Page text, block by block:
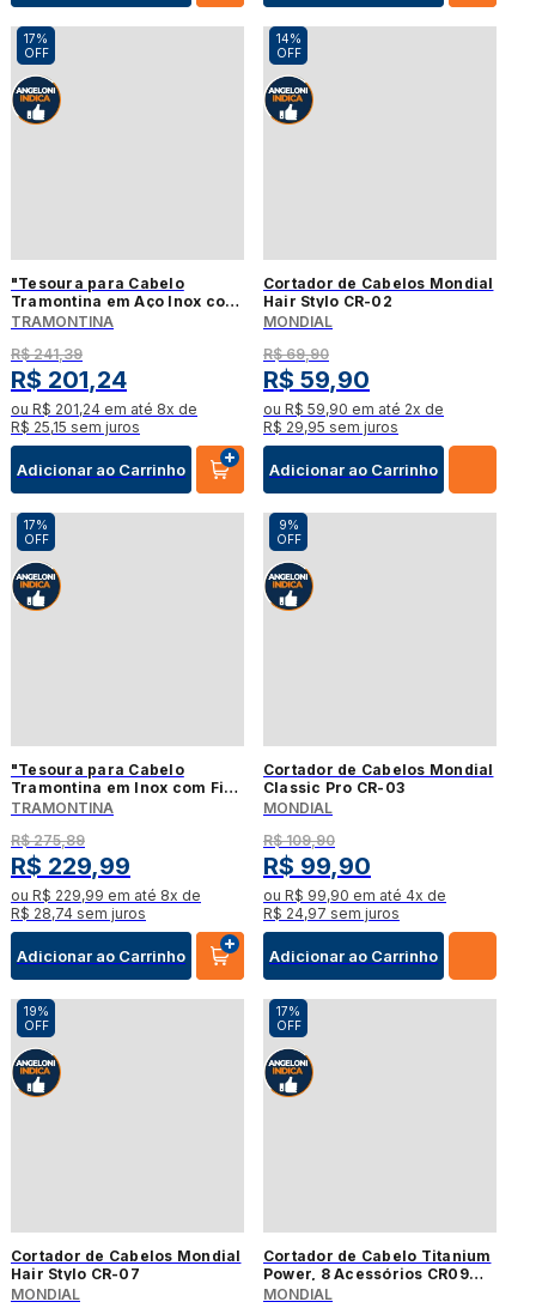
17%
OFF
"Tesoura para Cabelo
Tramontina em Aço Inox com
Fio Laser 6"""
TRAMONTINA
R$ 241,39
R$ 201,24
ou R$ 201,24 em até 8x de
R$ 25,15 sem juros
Adicionar ao Carrinho
14%
OFF
Cortador de Cabelos Mondial
Hair Stylo CR-02
MONDIAL
R$ 69,90
R$ 59,90
ou R$ 59,90 em até 2x de
R$ 29,95 sem juros
Adicionar ao Carrinho
17%
OFF
"Tesoura para Cabelo
Tramontina em Inox com Fio
Laser e Apoio Fixo para Dedo
TRAMONTINA
R$ 275,89
R$ 229,99
ou R$ 229,99 em até 8x de
R$ 28,74 sem juros
Adicionar ao Carrinho
9%
OFF
Cortador de Cabelos Mondial
Classic Pro CR-03
MONDIAL
R$ 109,90
R$ 99,90
ou R$ 99,90 em até 4x de
R$ 24,97 sem juros
Adicionar ao Carrinho
19%
OFF
Cortador de Cabelos Mondial
Hair Stylo CR-07
MONDIAL
17%
OFF
Cortador de Cabelo Titanium
Power, 8 Acessórios CR09M
Mondial - Azul/Prata
MONDIAL